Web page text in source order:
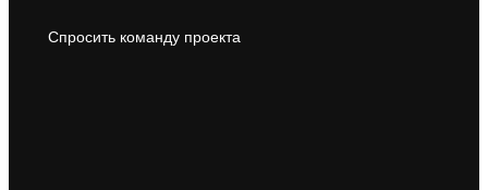
Спросить команду проекта